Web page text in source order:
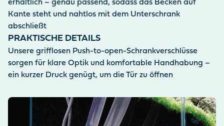
erhältlich – genau passend, sodass das Becken auf
Kante steht und nahtlos mit dem Unterschrank
abschließt
PRAKTISCHE DETAILS
Unsere grifflosen Push-to-open-Schrankverschlüsse
sorgen für klare Optik und komfortable Handhabung –
ein kurzer Druck genügt, um die Tür zu öffnen